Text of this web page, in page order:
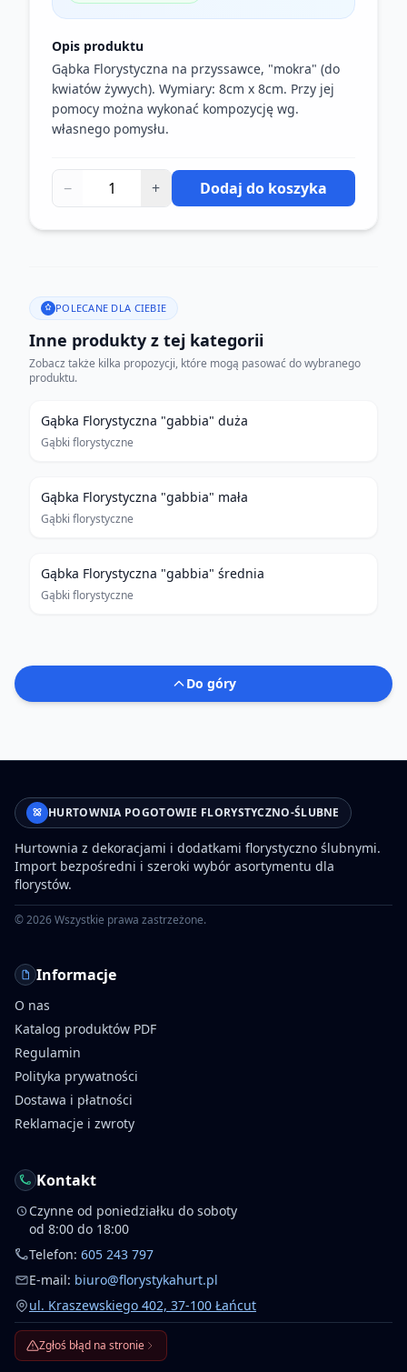
Opis produktu
Gąbka Florystyczna na przyssawce, "mokra" (do
kwiatów żywych). Wymiary: 8cm x 8cm. Przy jej
pomocy można wykonać kompozycję wg.
własnego pomysłu.
− + Dodaj do koszyka
POLECANE DLA CIEBIE
Inne produkty z tej kategorii
Zobacz także kilka propozycji, które mogą pasować do wybranego
produktu.
Gąbka Florystyczna "gabbia" duża
Gąbki florystyczne
Gąbka Florystyczna "gabbia" mała
Gąbki florystyczne
Gąbka Florystyczna "gabbia" średnia
Gąbki florystyczne
Do góry
HURTOWNIA POGOTOWIE FLORYSTYCZNO-ŚLUBNE
Hurtownia z dekoracjami i dodatkami florystyczno ślubnymi.
Import bezpośredni i szeroki wybór asortymentu dla
florystów.
©2026Wszystkie prawa zastrzeżone.
Informacje
O nas
Katalog produktów PDF
Regulamin
Polityka prywatności
Dostawa i płatności
Reklamacje i zwroty
Kontakt
Czynne od poniedziałku do soboty
od 8:00 do 18:00
Telefon: 605 243 797
E-mail: biuro@florystykahurt.pl
ul. Kraszewskiego 402, 37-100 Łańcut
Zgłoś błąd na stronie